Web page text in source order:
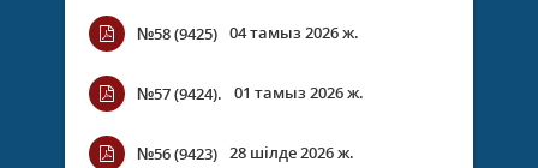
№58 (9425) 04 тамыз 2026 ж.
№57 (9424). 01 тамыз 2026 ж.
№56 (9423) 28 шілде 2026 ж.